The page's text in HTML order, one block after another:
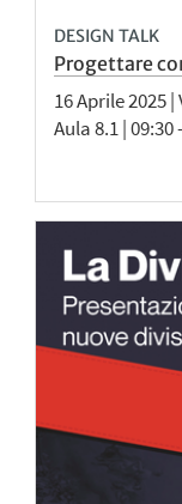
DESIGN TALK
Progettare
16 Aprile 2025
Aula 8.1 | 09:30